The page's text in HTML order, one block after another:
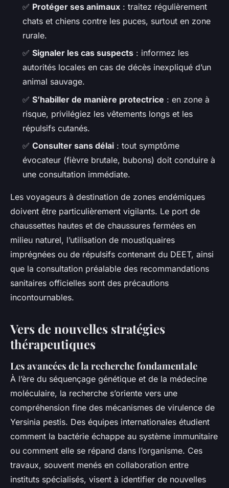
✅ Protéger ses animaux : traitez régulièrement
chats et chiens contre les puces, surtout en zone
rurale.
✅ Signaler les cas suspects : informez les
autorités locales en cas de décès inexpliqué d’un
animal sauvage.
✅ S’habiller de manière protectrice : en zone à
risque, privilégiez les vêtements longs et les
répulsifs cutanés.
✅ Consulter sans délai : tout symptôme
évocateur (fièvre brutale, bubons) doit conduire à
une consultation immédiate.
Les voyageurs à destination de zones endémiques
doivent être particulièrement vigilants. Le port de
chaussettes hautes et de chaussures fermées en
milieu naturel, l’utilisation de moustiquaires
imprégnées ou de répulsifs contenant du DEET, ainsi
que la consultation préalable des recommandations
sanitaires officielles sont des précautions
incontournables.
Vers de nouvelles stratégies
thérapeutiques
Les avancées de la recherche fondamentale
À l’ère du séquençage génétique et de la médecine
moléculaire, la recherche s’oriente vers une
compréhension fine des mécanismes de virulence de
Yersinia pestis. Des équipes internationales étudient
comment la bactérie échappe au système immunitaire
ou comment elle se répand dans l’organisme. Ces
travaux, souvent menés en collaboration entre
instituts spécialisés, visent à identifier de nouvelles